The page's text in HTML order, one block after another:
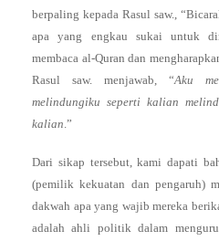
berpaling kepada Rasul saw.,
apa yang engkau sukai untuk
membaca al-Quran dan
Rasul saw. menjawab, “Aku
melindungiku seperti kalian
kalian .”
Dari sikap tersebut, kami dapati
(pemilik kekuatan dan pengaruh)
dakwah apa yang wajib mereka
adalah ahli politik dalam